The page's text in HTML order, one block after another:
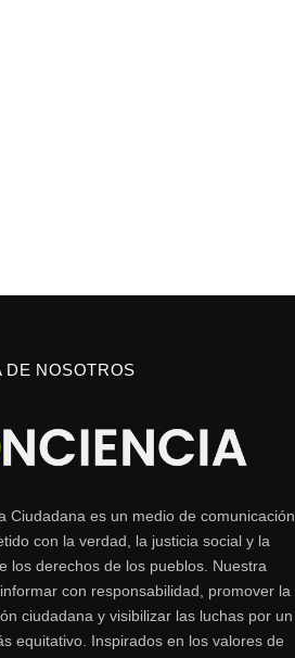
DE NOSOTROS
Ciudadana es un medio de comunicación
con la verdad, la justicia social y la
los derechos de los pueblos. Nuestra
con responsabilidad, promover la
ciudadana y visibilizar las luchas por un
equitativo. Inspirados en los valores de